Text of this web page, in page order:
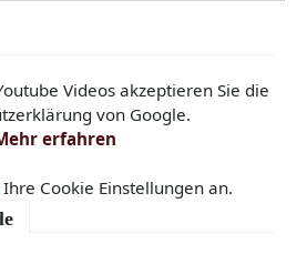
Videos akzeptieren Sie die
von Google.
erfahren
Cookie Einstellungen an.